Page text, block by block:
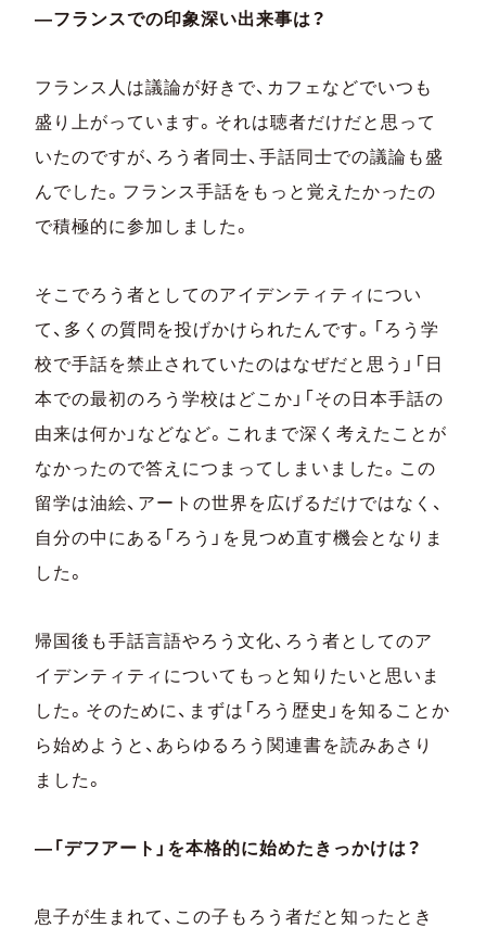
―フランスでの印象深い出来事は？
フランス人は議論が好きで、カフェなどでいつも
盛り上がっています。それは聴者だけだと思って
いたのですが、ろう者同士、手話同士での議論も盛
んでした。フランス手話をもっと覚えたかったの
で積極的に参加しました。
そこでろう者としてのアイデンティティについ
て、多くの質問を投げかけられたんです。「ろう学
校で手話を禁止されていたのはなぜだと思う」「日
本での最初のろう学校はどこか」「その日本手話の
由来は何か」などなど。これまで深く考えたことが
なかったので答えにつまってしまいました。この
留学は油絵、アートの世界を広げるだけではなく、
自分の中にある「ろう」を見つめ直す機会となりま
した。
帰国後も手話言語やろう文化、ろう者としてのア
イデンティティについてもっと知りたいと思いま
した。そのために、まずは「ろう歴史」を知ることか
ら始めようと、あらゆるろう関連書を読みあさり
ました。
―「デフアート」を本格的に始めたきっかけは？
息子が生まれて、この子もろう者だと知ったとき